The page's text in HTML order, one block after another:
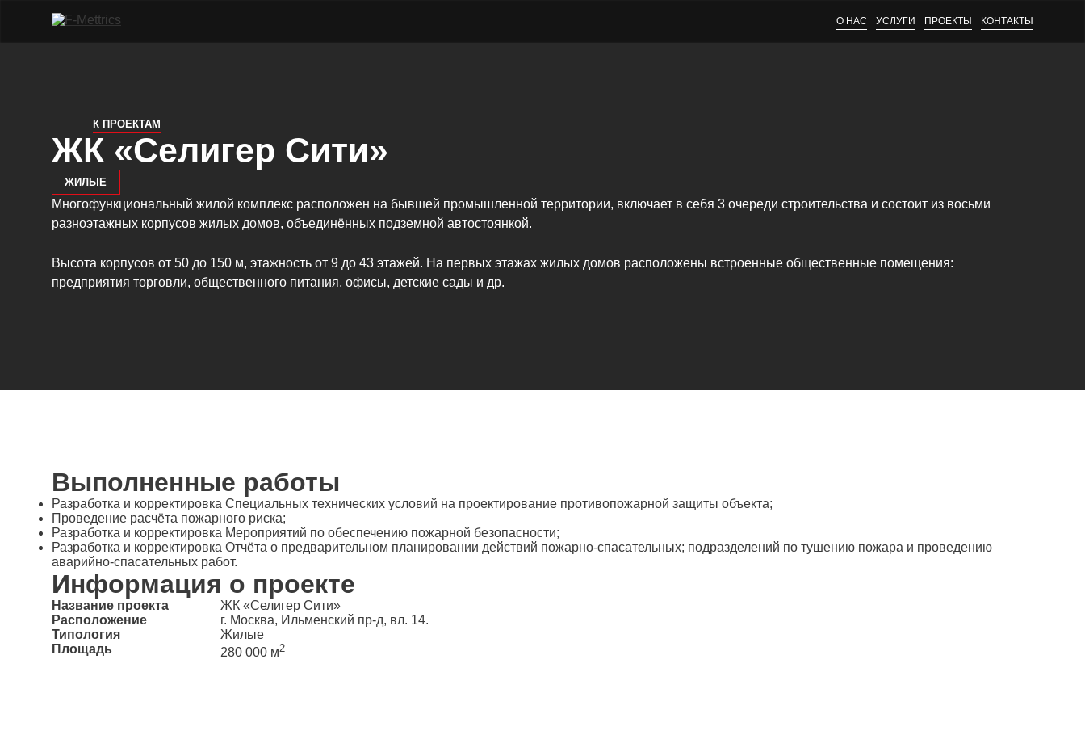
О НАС УСЛУГИ ПРОЕКТЫ КОНТАКТЫ
К ПРОЕКТАМ
ЖК «Селигер Сити»
ЖИЛЫЕ
Многофункциональный жилой комплекс расположен на бывшей промышленной территории, включает в себя 3 очереди строительства и состоит из восьми
разноэтажных корпусов жилых домов, объединённых подземной автостоянкой.
Высота корпусов от 50 до 150 м, этажность от 9 до 43 этажей. На первых этажах жилых домов расположены встроенные общественные помещения:
предприятия торговли, общественного питания, офисы, детские сады и др.
Выполненные работы
Разработка и корректировка Специальных технических условий на проектирование противопожарной защиты объекта;
Проведение расчёта пожарного риска;
Разработка и корректировка Мероприятий по обеспечению пожарной безопасности;
Разработка и корректировка Отчёта о предварительном планировании действий пожарно-спасательных; подразделений по тушению пожара и проведению
аварийно-спасательных работ.
Информация о проекте
Название проекта
ЖК «Селигер Сити»
Расположение
г. Москва, Ильменский пр-д, вл. 14.
Типология
Жилые
Площадь
280 000 м2